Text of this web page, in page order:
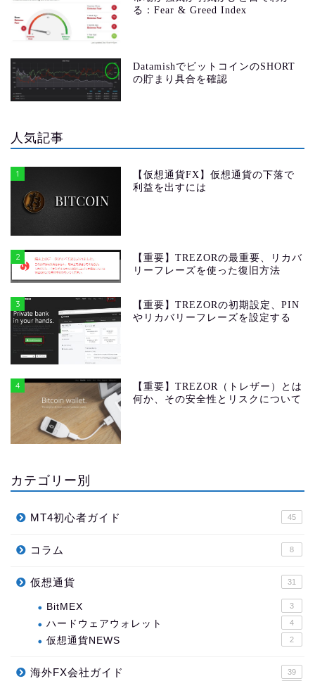
る：Fear & Greed Index
DatamishでビットコインのSHORT
の貯まり具合を確認
人気記事
1
【仮想通貨FX】仮想通貨の下落で
利益を出すには
2
【重要】TREZORの最重要、リカバ
リーフレーズを使った復旧方法
3
【重要】TREZORの初期設定、PIN
やリカバリーフレーズを設定する
4
【重要】TREZOR（トレザー）とは
何か、その安全性とリスクについて
カテゴリー別
MT4初心者ガイド 45
コラム 8
仮想通貨 31
BitMEX 3
ハードウェアウォレット 4
仮想通貨NEWS 2
海外FX会社ガイド 39